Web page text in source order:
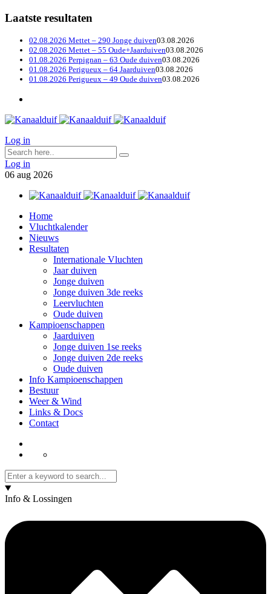
Laatste resultaten
02.08.2026 Mettet – 290 Jonge duiven03.08.2026
02.08.2026 Mettet – 55 Oude+Jaarduiven03.08.2026
01.08.2026 Perpignan – 63 Oude duiven03.08.2026
01.08.2026 Perigueux – 64 Jaarduiven03.08.2026
01.08.2026 Perigueux – 49 Oude duiven03.08.2026
Log in
Log in
06 aug 2026
Home
Vluchtkalender
Nieuws
Resultaten
Internationale Vluchten
Jaar duiven
Jonge duiven
Jonge duiven 3de reeks
Leervluchten
Oude duiven
Kampioenschappen
Jaarduiven
Jonge duiven 1se reeks
Jonge duiven 2de reeks
Oude duiven
Info Kampioenschappen
Bestuur
Weer & Wind
Links & Docs
Contact
Info & Lossingen